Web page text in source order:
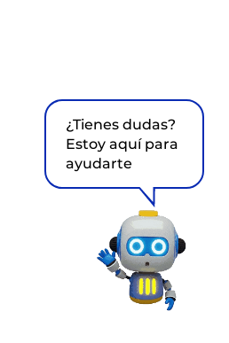
¿Tienes dudas?
Estoy aquí para
ayudarte